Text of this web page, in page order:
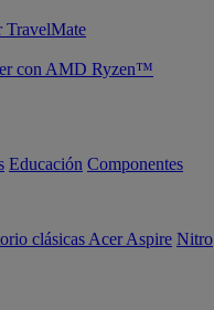
TravelMate
con AMD Ryzen™
Educación Componentes
clásicas Acer Aspire Nitro